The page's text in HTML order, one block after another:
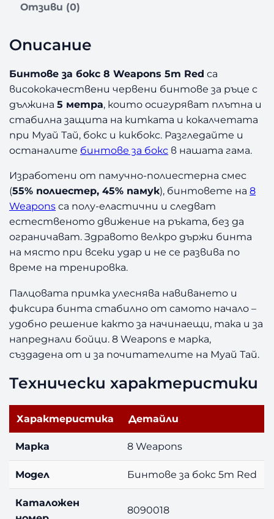
и
т
е
з
а
Б
к
с
8
W
p
o
s
5
m
R
e
Отзиви (0)
Описание
Бинтове за бокс 8 Weapons 5m Red са
висококачествени червени бинтове за ръце с
дължина5 метра, които осигуряват плътна и
стабилна защита на китката и кокалчетата
при Муай Тай, бокс и кикбокс. Разгледайте и
останалите бинтове за бокс в нашата гама.
Изработени от памучно-полиестерна смес
(55% полиестер, 45% памук), бинтовете на8
Weapons са полу-еластични и следват
естественото движение на ръката, без да
ограничават. Здравото велкро държи бинта
на място при всеки удар и не се развива по
време на тренировка.
Палцовата примка улеснява навиването и
фиксира бинта стабилно от самото начало –
удобно решение както за начинаещи, така и за
напреднали бойци. 8 Weapons е марка,
създадена от и за почитателите на Муай Тай.
Технически характеристики
Характеристика Детайли
Марка 8 Weapons
Модел Бинтове за бокс 5m Red
Каталожен
8090018